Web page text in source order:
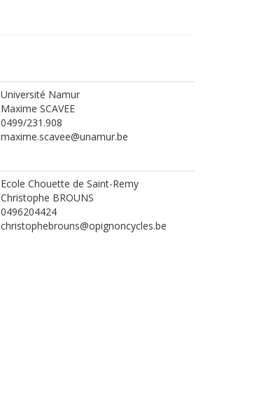
Université Namur
Maxime SCAVEE
0499/231.908
maxime.scavee@unamur.be
Ecole Chouette de Saint-Remy
Christophe BROUNS
0496204424
christophebrouns@opignoncycles.be